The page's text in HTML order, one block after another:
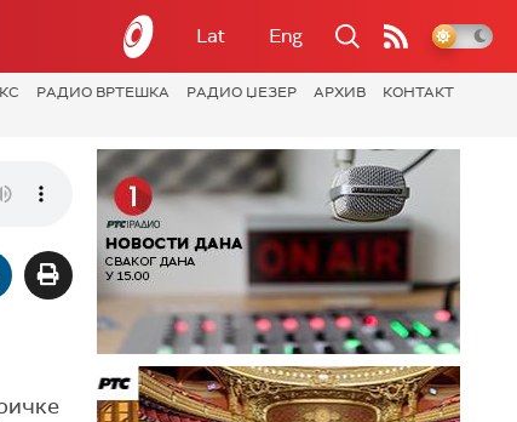
Lat Eng
РАДИО ВРТЕШКА РАДИО ЏЕЗЕР АРХИВ
КОНТАКТ